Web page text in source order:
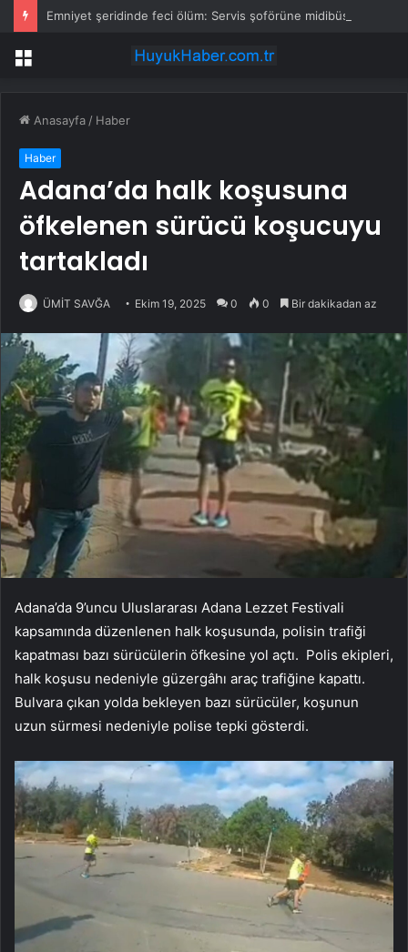
Menü
Anasayfa / Haber
Haber
Adana’da halk koşusuna
öfkelenen sürücü koşucuyu
tartakladı
ÜMİT SAVĞA Ekim 19, 2025 0 0 Bir dakikadan az
Adana’da 9’uncu Uluslararası Adana Lezzet Festivali
kapsamında düzenlenen halk koşusunda, polisin trafiği
kapatması bazı sürücülerin öfkesine yol açtı. Polis ekipleri,
halk koşusu nedeniyle güzergâhı araç trafiğine kapattı.
Bulvara çıkan yolda bekleyen bazı sürücüler, koşunun
uzun sürmesi nedeniyle polise tepki gösterdi.